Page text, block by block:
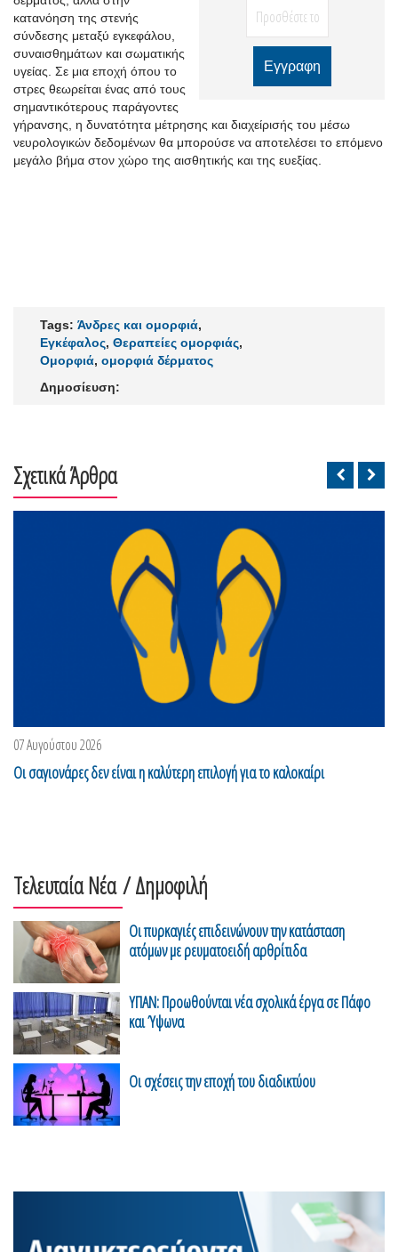
κατανόηση της στενής
σύνδεσης μεταξύ εγκεφάλου,
συναισθημάτων και σωματικής
υγείας. Σε μια εποχή όπου το
στρες θεωρείται ένας από τους
σημαντικότερους παράγοντες
γήρανσης, η δυνατότητα μέτρησης και διαχείρισής του μέσω
νευρολογικών δεδομένων θα μπορούσε να αποτελέσει το επόμενο
μεγάλο βήμα στον χώρο της αισθητικής και της ευεξίας.
Tags: Άνδρες και ομορφιά,
Εγκέφαλος, Θεραπείες ομορφιάς,
Ομορφιά, ομορφιά δέρματος
Δημοσίευση:
Σχετικά Άρθρα
07 Αυγούστου 2026
Οι σαγιονάρες δεν είναι η καλύτερη επιλογή για το καλοκαίρι
Τελευταία Νέα/ Δημοφιλή
Οι πυρκαγιές επιδεινώνουν την κατάσταση
ατόμων με ρευματοειδή αρθρίτιδα
ΥΠΑΝ: Προωθούνται νέα σχολικά έργα σε Πάφο
και Ύψωνα
Οι σχέσεις την εποχή του διαδικτύου